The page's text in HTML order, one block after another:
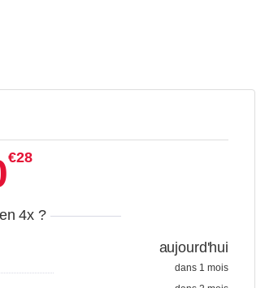
€28
4x ?
aujourd'hui
dans 1 mois